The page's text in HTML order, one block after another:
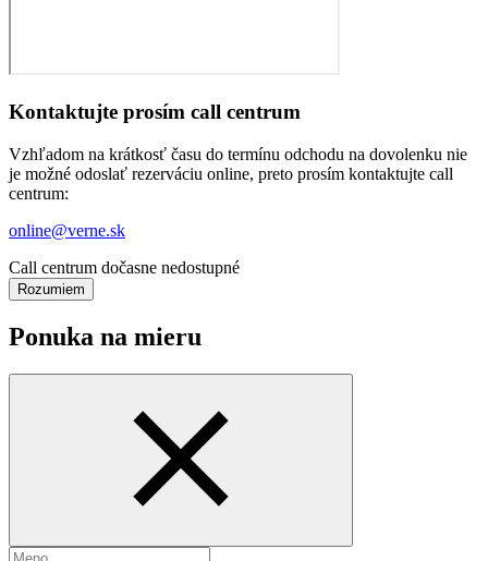
Kontaktujte prosím call centrum
Vzhľadom na krátkosť času do termínu odchodu na dovolenku nie
je možné odoslať rezerváciu online, preto prosím kontaktujte call
centrum:
online@verne.sk
Call centrum dočasne nedostupné
Rozumiem
Ponuka na mieru